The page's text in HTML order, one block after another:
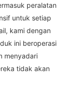
peralatan
untuk setiap
kami dengan
ini beroperasi
menyadari
tidak akan